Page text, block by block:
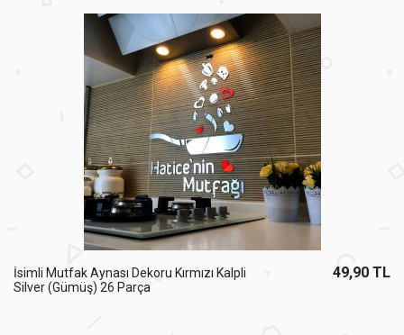
İsimli Mutfak Aynası Dekoru Kırmızı Kalpli
Silver (Gümüş) 26 Parça
49,90 TL